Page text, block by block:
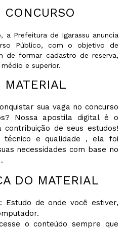
CONCURSO
a Prefeitura de Igarassu anuncia
Público, com o objetivo de
de formar cadastro de reserva,
e superior.
MATERIAL
sua vaga no concurso
Nossa apostila digital é o
de seus estudos!
técnico e qualidade , ela foi
necessidades com base no
DO MATERIAL
Estudo de onde você estiver,
o conteúdo sempre que